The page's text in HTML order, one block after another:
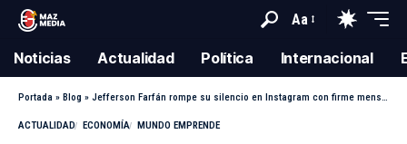
Aa
Noticias Actualidad Política Internacional
Portada » Blog » Jefferson Farfán rompe su silencio en Instagram con firme mensaje a un año de abrir su mall
ACTUALIDAD ECONOMÍA MUNDO EMPRENDE